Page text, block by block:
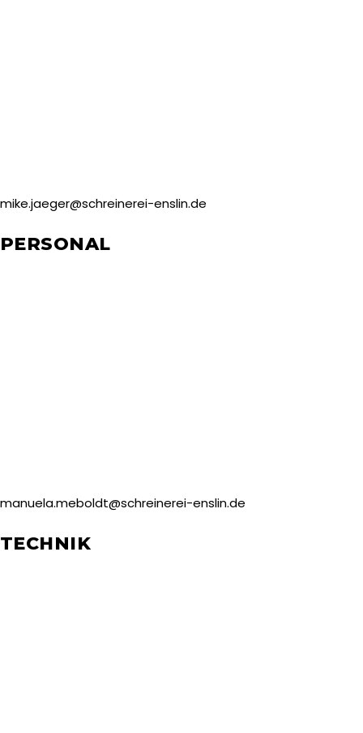
mike.jaeger@schreinerei-enslin.de
PERSONAL
manuela.meboldt@schreinerei-enslin.de
TECHNIK